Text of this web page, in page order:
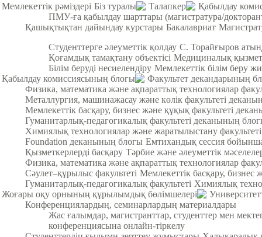
Мемлекеттік рәміздері Біз туралы Талапкер
Қабылдау
ПМУ-ға қабылдау шарттары (магистратура/
Қашықтықтан дайындау курстары Бакалавриат
Студенттерге әлеуметтік қолдау С. Торайғыров
Қоғамдық тамақтану объектісі Медициналық
Білім беруді несиелендіру Мемлекеттік білім беру
Қабылдау комиссиясының блогы
Факультет декандарының
Физика, математика және ақпараттық технологиялар
Металлургия, машинажасау және көлік факультеті
Мемлекеттік басқару, бизнес және құқық факультеті
Гуманитарлық-педагогикалық факультеті деканының
Химиялық технологиялар және жаратылыстану
Foundation деканының блогы Емтихандық сессия
Қызметкерлерді басқару Тәрбие және әлеуметтік
Физика, математика және ақпараттық технологиялар
Cәулет–құрылыс факультеті Мемлекеттік басқару, бизнес
Гуманитарлық-педагогикалық факультеті Химиялық
Жоғары оқу орнының құрылымдық бөлімшелері
Конференциялардың, семинарлардың материалдары
Жас ғалымдар, магистранттар, студенттер мен
конференциясына онлайн-тіркелу